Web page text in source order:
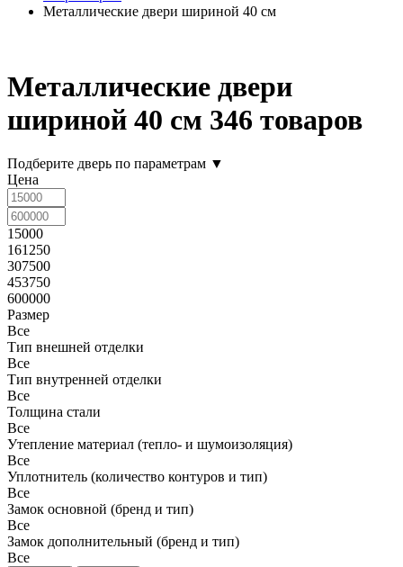
Металлические двери шириной 40 см
Металлические двери
шириной 40 см 346 товаров
Подберите дверь по параметрам ▼
Цена
15000
161250
307500
453750
600000
Размер
Все
Тип внешней отделки
Все
Тип внутренней отделки
Все
Толщина стали
Все
Утепление материал (тепло- и шумоизоляция)
Все
Уплотнитель (количество контуров и тип)
Все
Замок основной (бренд и тип)
Все
Замок дополнительный (бренд и тип)
Все